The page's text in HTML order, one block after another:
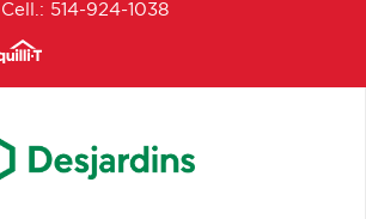
Cell.: 514-924-1038